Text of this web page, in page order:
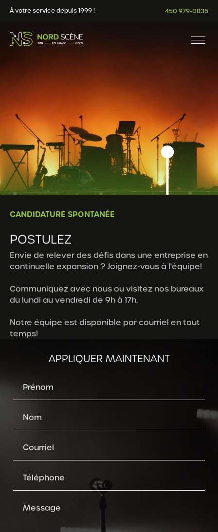
À votre service depuis 1999 ! 450 979-0835
CANDIDATURE SPONTANÉE
POSTULEZ
Envie de relever des défis dans une entreprise en
continuelle expansion ? Joignez-vous à l'équipe!
Communiquez avec nous ou visitez nos bureaux
du lundi au vendredi de 9h à 17h.
Notre équipe est disponible par courriel en tout
temps!
APPLIQUER MAINTENANT